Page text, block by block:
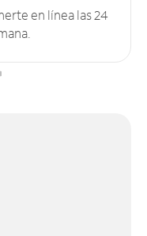
en línea las 24